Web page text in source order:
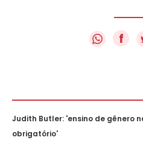
f
Judith Butler: 'ensino de gênero
obrigatório'